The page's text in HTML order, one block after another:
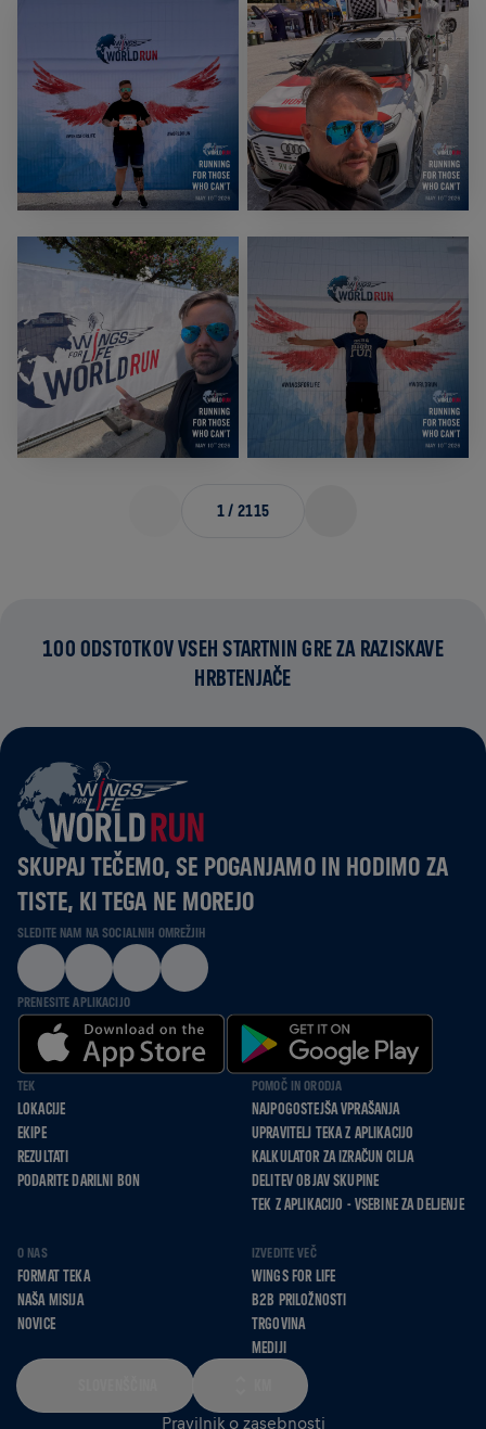
1/ 2115
100 ODSTOTKOV VSEH STARTNIN GRE ZA RAZISKAVE
HRBTENJAČE
SKUPAJ TEČEMO, SE POGANJAMO IN HODIMO ZA
TISTE, KI TEGA NE MOREJO
SLEDITE NAM NA SOCIALNIH OMREŽJIH
PRENESITE APLIKACIJO
TEK
LOKACIJE
EKIPE
REZULTATI
PODARITE DARILNI BON
POMOČ IN ORODJA
NAJPOGOSTEJŠA VPRAŠANJA
UPRAVITELJ TEKA Z APLIKACIJO
KALKULATOR ZA IZRAČUN CILJA
DELITEV OBJAV SKUPINE
TEK Z APLIKACIJO - VSEBINE ZA DELJENJE
O NAS
FORMAT TEKA
NAŠA MISIJA
NOVICE
IZVEDITE VEČ
WINGS FOR LIFE
B2B PRILOŽNOSTI
TRGOVINA
MEDIJI
Pravilnik o zasebnosti